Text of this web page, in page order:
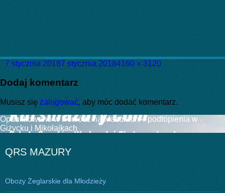
Data
7 stycznia 20187 stycznia 2018Pełny
4160 × 3120
Dodaj komentarz
Musisz się zalogować, aby móc dodać komentarz.
Nawigacja
wpisu
Opublikowano wPowódź na Mazurach – podtopienia w
Giżycku i Mikołajkach
QRS MAZURY
Obozy Żeglarskie dla Młodzieży